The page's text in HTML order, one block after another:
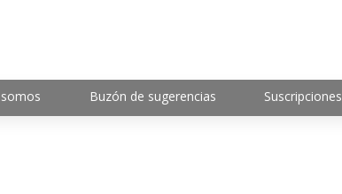
Buzón de sugerencias Suscripciones